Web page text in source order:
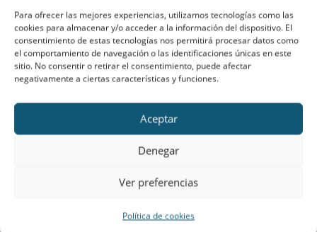
Para ofrecer las mejores experiencias, utilizamos tecnologías como las
cookies para almacenar y/o acceder a la información del dispositivo. El
consentimiento de estas tecnologías nos permitirá procesar datos como
el comportamiento de navegación o las identificaciones únicas en este
sitio. No consentir o retirar el consentimiento, puede afectar
negativamente a ciertas características y funciones.
Aceptar
Denegar
Ver preferencias
Política de cookies
ser puntuales: a las
8.30h
en el Colegio.
Volveremos a las20.00h. Como ya sabéis, no
nos asustan las condiciones meteorológicas:
esté el tiempo como esté, ¡no se suspende la
excursión!
El precio por montañera para pagar el autobús
es de12 €. Tendréis que entregarlo, junto con
el resguardo, antes de la fecha límite.